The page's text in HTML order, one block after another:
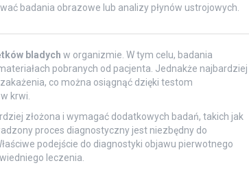
badania obrazowe lub analizy płynów ustrojowych.
bladych w organizmie. W tym celu, badania
pobranych od pacjenta. Jednakże najbardziej
co można osiągnąć dzięki testom
krwi.
złożona i wymagać dodatkowych badań, takich jak
proces diagnostyczny jest niezbędny do
podejście do diagnostyki objawu pierwotnego
leczenia.